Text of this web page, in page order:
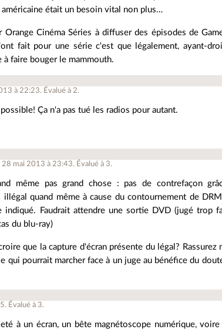
était un besoin vital non plus…
Cinéma Séries à diffuser des épisodes de
fait pour une série c'est que légalement, ayant-
faire bouger le mammouth.
à 22:23. Évalué à 2.
Ça n'a pas tué les radios pour autant.
28 mai 2013 à 23:43. Évalué à 3.
même pas grand chose : pas de contrefaçon
quand même à cause du contournement de
Faudrait attendre une sortie DVD (jugé trop
du blu-ray)
que la capture d'écran présente du légal?
qui pourrait marcher face à un juge au bénéfice du
. Évalué à 3.
à un écran, un bête magnétoscope numérique, voire